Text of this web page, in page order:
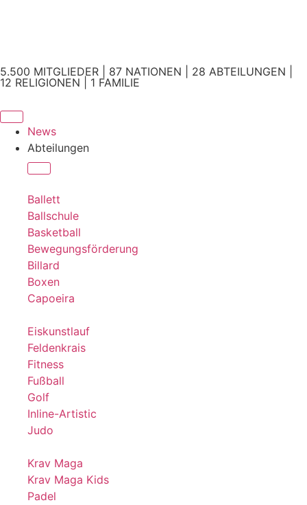
5.500 MITGLIEDER | 87 NATIONEN | 28 ABTEILUNGEN |
12 RELIGIONEN | 1 FAMILIE
News
Abteilungen
Ballett
Ballschule
Basketball
Bewegungsförderung
Billard
Boxen
Capoeira
Eiskunstlauf
Feldenkrais
Fitness
Fußball
Golf
Inline-Artistic
Judo
Krav Maga
Krav Maga Kids
Padel